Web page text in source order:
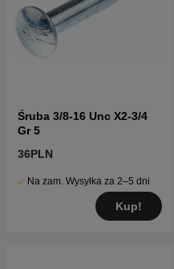
Śruba 3/8-16 Unc X2-3/4
Gr 5
36PLN
Na zam. Wysyłka za 2–5 dni
Kup!